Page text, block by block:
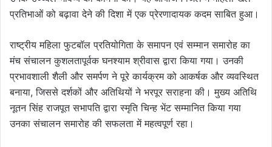
प्रतिभाओं को बढ़ावा देने की दिशा में एक प्रेरणादायक कदम साबित हुआ।
राष्ट्रीय महिला फुटबॉल प्रतियोगिता के समापन एवं सम्मान समारोह का
मंच संचालन कुशलतापूर्वक घनश्याम श्रीवास द्वारा किया गया। उनकी
प्रभावशाली शैली और समर्पण ने पूरे कार्यक्रम को आकर्षक और व्यवस्थित
बनाया, जिससे दर्शकों और अतिथियों ने भरपूर सराहना की। मुख्य अतिथि
नूतन सिंह राजपूत सभापति द्वारा स्मृति चिन्ह भेंट सम्मानित किया गया
उनका संचालन समारोह की सफलता में महत्वपूर्ण रहा।